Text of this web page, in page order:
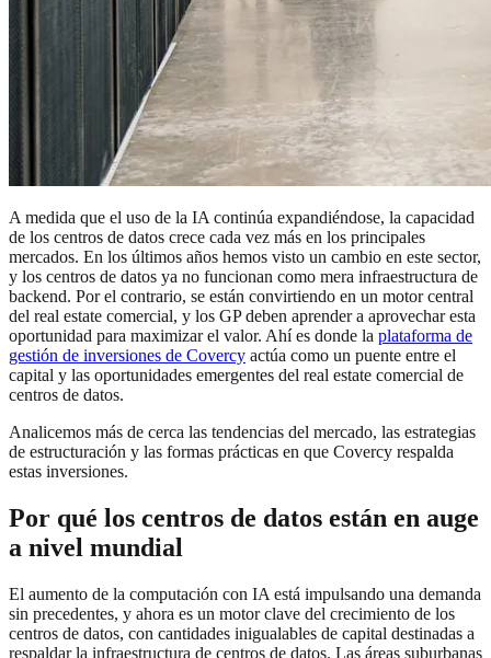
A medida que el uso de la IA continúa expandiéndose, la capacidad
de los centros de datos crece cada vez más en los principales
mercados. En los últimos años hemos visto un cambio en este sector,
y los centros de datos ya no funcionan como mera infraestructura de
backend. Por el contrario, se están convirtiendo en un motor central
del real estate comercial, y los GP deben aprender a aprovechar esta
oportunidad para maximizar el valor. Ahí es donde la plataforma de
gestión de inversiones de Covercy actúa como un puente entre el
capital y las oportunidades emergentes del real estate comercial de
centros de datos.
Analicemos más de cerca las tendencias del mercado, las estrategias
de estructuración y las formas prácticas en que Covercy respalda
estas inversiones.
Por qué los centros de datos están en auge
a nivel mundial
El aumento de la computación con IA está impulsando una demanda
sin precedentes, y ahora es un motor clave del crecimiento de los
centros de datos, con cantidades inigualables de capital destinadas a
respaldar la infraestructura de centros de datos. Las áreas suburbanas